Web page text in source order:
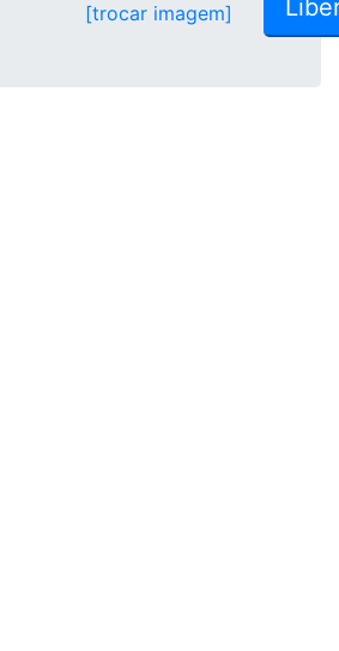
[trocar imagem]